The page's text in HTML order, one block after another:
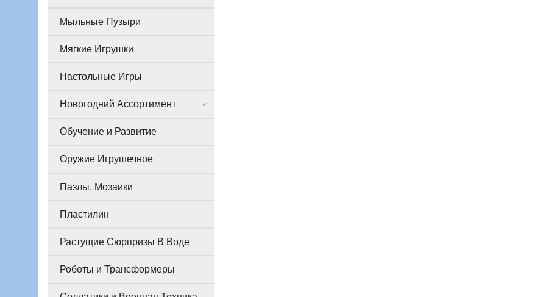
Мыльные Пузыри
Мягкие Игрушки
Настольные Игры
Новогодний Ассортимент
Обучение и Развитие
Оружие Игрушечное
Пазлы, Мозаики
Пластилин
Растущие Сюрпризы В Воде
Роботы и Трансформеры